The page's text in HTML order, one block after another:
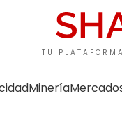
TU
Minería